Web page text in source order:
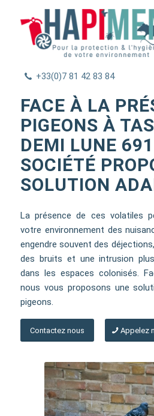
+33(0)7 81 42 83 84
FACE À LA
PIGEONS À
DEMI LUNE
SOCIÉTÉ
SOLUTION
La présence de ces volatiles
votre environnement des
engendre souvent des
des bruits et une intrusion
dans les espaces colonisés.
nous vous proposons une
pigeons.
Contactez nous Appelez